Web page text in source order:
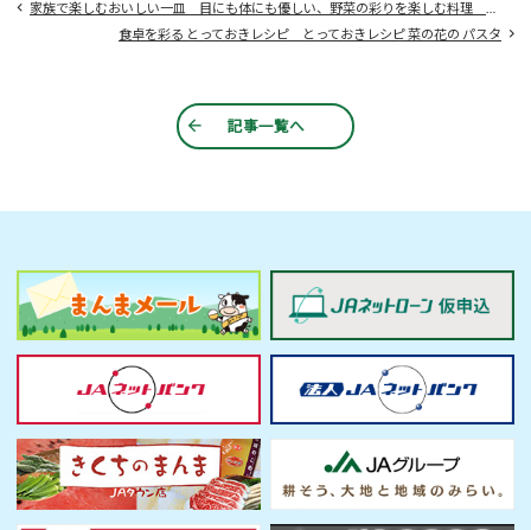
食卓を彩る とっておきレシピ とっておきレシピ 菜の花の パスタ
記事一覧へ